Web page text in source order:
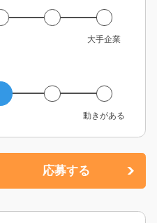
大手企業
動きがある
応募する